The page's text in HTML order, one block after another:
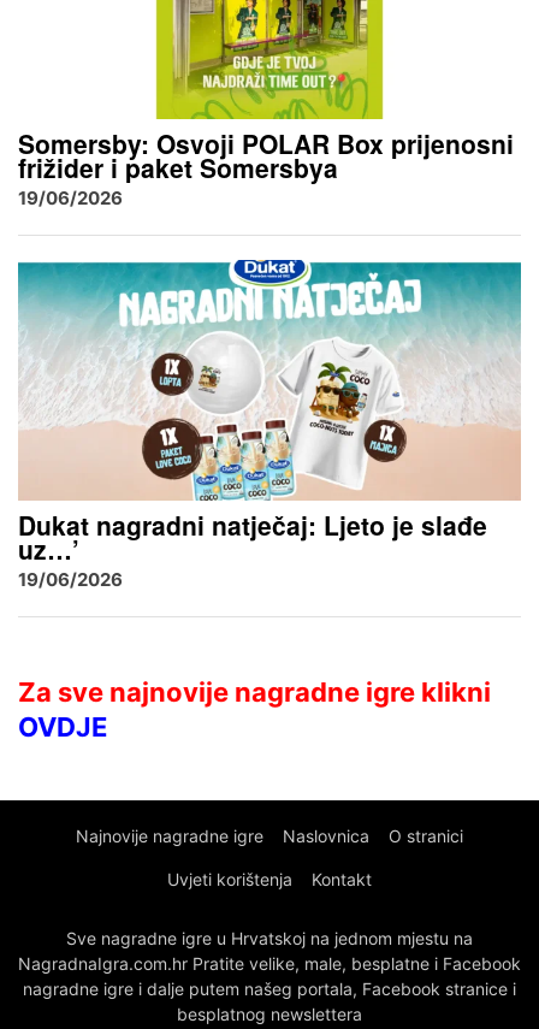
Somersby: Osvoji POLAR Box prijenosni
frižider i paket Somersbya
19/06/2026
Dukat nagradni natječaj: Ljeto je slađe
uz…’
19/06/2026
Za sve najnovije nagradne igre klikni
OVDJE
Najnovije nagradne igre Naslovnica O stranici
Uvjeti korištenja Kontakt
Sve nagradne igre u Hrvatskoj na jednom mjestu na
NagradnaIgra.com.hr Pratite velike, male, besplatne i Facebook
nagradne igre i dalje putem našeg portala, Facebook stranice i
besplatnog newslettera